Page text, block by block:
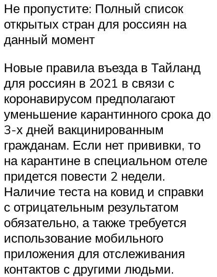
Не пропустите: Полный список
открытых стран для россиян на
данный момент
Новые правила въезда в Тайланд
для россиян в 2021 в связи с
коронавирусом предполагают
уменьшение карантинного срока до
3-х дней вакцинированным
гражданам. Если нет прививки, то
на карантине в специальном отеле
придется повести 2 недели.
Наличие теста на ковид и справки
с отрицательным результатом
обязательно, а также требуется
использование мобильного
приложения для отслеживания
контактов с другими людьми.